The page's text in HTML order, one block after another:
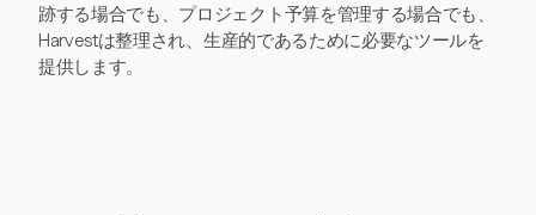
跡する場合でも、プロジェクト予算を管理する場合でも、
Harvestは整理され、生産的であるために必要なツールを
提供します。